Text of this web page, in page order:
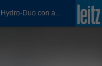
Elemento de sujeción Hydro-Duo con anillo de sujeción